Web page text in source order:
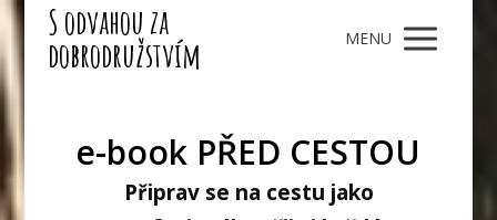
S odvahou za
dobrodružstvím
MENU
e-book PŘED CESTOU
Připrav se na cestu jako